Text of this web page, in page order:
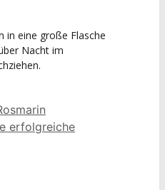
in eine große Flasche
Nacht im
erfolgreiche